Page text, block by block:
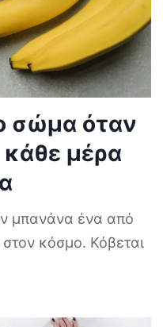
σώμα όταν
μέρα
μπανάνα ένα από
κόσμο. Κόβεται